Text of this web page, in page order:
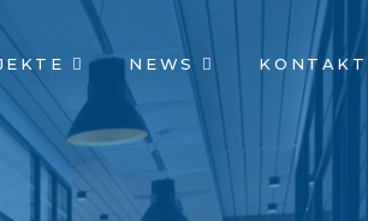
NEWS KONTAKT